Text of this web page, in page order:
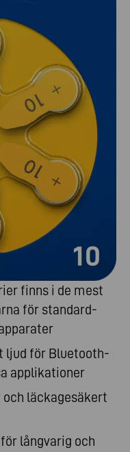
finns i de mest
för standard-
ljud för Bluetooth-
applikationer
läckagesäkert
långvarig och